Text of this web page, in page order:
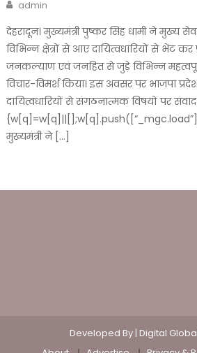
admin
देहरादून। मुख्यमंत्री पुष्कर सिंह धामी ने मुख्य
विभिन्न क्षेत्रों से आए दायित्वधारियों से भेंट
जनकल्याण एवं जनहित से जुड़े विभिन्न
विचार-विमर्श किया। इस अवसर पर भाजपा
दायित्वधारियों से संगठनात्मक विषयों पर
मुख्यमंत्री ने […]
Developed By | Digital